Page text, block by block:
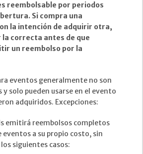
reembolsable por periodos
Si compra una
la intención de adquirir otra,
la correcta antes de que
un reembolso por la
eventos generalmente no son
y solo pueden usarse en el evento
adquiridos. Excepciones:
emitirá reembolsos completos
eventos a su propio costo, sin
siguientes casos: